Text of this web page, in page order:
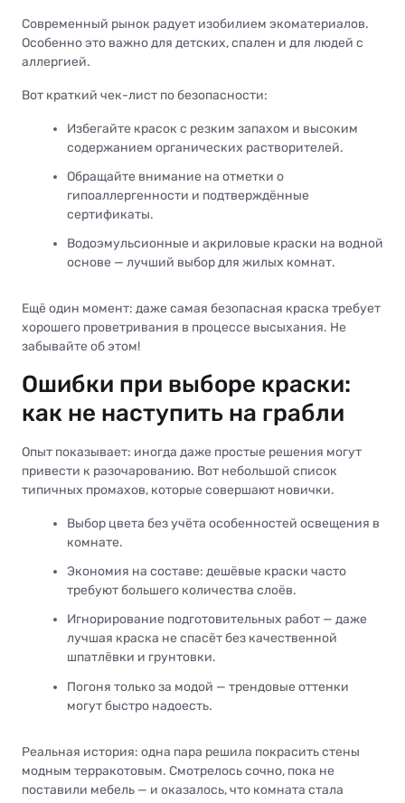
Современный рынок радует изобилием экоматериалов.
Особенно это важно для детских, спален и для людей с
аллергией.
Вот краткий чек-лист по безопасности:
Избегайте красок с резким запахом и высоким
содержанием органических растворителей.
Обращайте внимание на отметки о
гипоаллергенности и подтверждённые
сертификаты.
Водоэмульсионные и акриловые краски на водной
основе — лучший выбор для жилых комнат.
Ещё один момент: даже самая безопасная краска требует
хорошего проветривания в процессе высыхания. Не
забывайте об этом!
Ошибки при выборе краски:
как не наступить на грабли
Опыт показывает: иногда даже простые решения могут
привести к разочарованию. Вот небольшой список
типичных промахов, которые совершают новички.
Выбор цвета без учёта особенностей освещения в
комнате.
Экономия на составе: дешёвые краски часто
требуют большего количества слоёв.
Игнорирование подготовительных работ — даже
лучшая краска не спасёт без качественной
шпатлёвки и грунтовки.
Погоня только за модой — трендовые оттенки
могут быстро надоесть.
Реальная история: одна пара решила покрасить стены
модным терракотовым. Смотрелось сочно, пока не
поставили мебель — и оказалось, что комната стала